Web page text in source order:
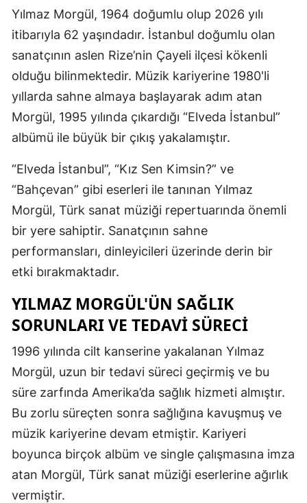
Isparta
Mersin
İstanbul
İzmir
Kars
Kırklareli
Kocaeli
Manisa
Muğla
Muş
Yılmaz Morgül, 1964 doğumlu olup 2026 yılı
itibarıyla 62 yaşındadır. İstanbul doğumlu olan
sanatçının aslen Rize’nin Çayeli ilçesi kökenli
olduğu bilinmektedir. Müzik kariyerine 1980'li
yıllarda sahne almaya başlayarak adım atan
Morgül, 1995 yılında çıkardığı “Elveda İstanbul”
albümü ile büyük bir çıkış yakalamıştır.
“Elveda İstanbul”, “Kız Sen Kimsin?” ve
“Bahçevan” gibi eserleri ile tanınan Yılmaz
Morgül, Türk sanat müziği repertuarında önemli
bir yere sahiptir. Sanatçının sahne
performansları, dinleyicileri üzerinde derin bir
etki bırakmaktadır.
YILMAZ MORGÜL'ÜN SAĞLIK
SORUNLARI VE TEDAVI SÜRECI
1996 yılında cilt kanserine yakalanan Yılmaz
Morgül, uzun bir tedavi süreci geçirmiş ve bu
süre zarfında Amerika’da sağlık hizmeti almıştır.
Bu zorlu süreçten sonra sağlığına kavuşmuş ve
müzik kariyerine devam etmiştir. Kariyeri
boyunca birçok albüm ve single çalışmasına imza
atan Morgül, Türk sanat müziği eserlerine ağırlık
vermiştir.